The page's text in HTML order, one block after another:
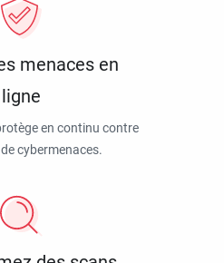
menaces en
ligne
en continu contre
cybermenaces.